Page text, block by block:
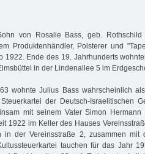
von Rosalie Bass, geb.
Produktenhändler, Polsterer und
1922. Ende des 19. Jahrhunderts
in der Lindenallee 5 im
wohnte Julius Bass wahrscheinlich
der Deutsch-Israelitischen
mit seinem Vater Simon
1922 im Keller des Hauses
in der Vereinsstraße 2, zusammen mit
tauchen für das Jahr